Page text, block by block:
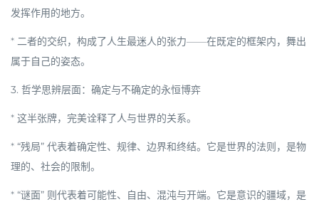
发挥作用的地方。
* 二者的交织，构成了人生最迷人的张力——在既定的框架内，舞出
属于自己的姿态。
3. 哲学思辨层面：确定与不确定的永恒博弈
* 这半张牌，完美诠释了人与世界的关系。
* “残局” 代表着确定性、规律、边界和终结。它是世界的法则，是物
理的、社会的限制。
* “谜面” 则代表着可能性、自由、混沌与开端。它是意识的疆域，是